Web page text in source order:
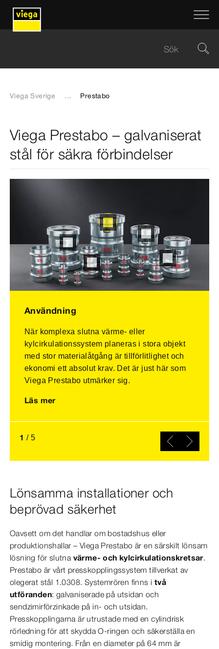
Viega Sverige ... Prestabo
Viega Prestabo – galvaniserat
stål för säkra förbindelser
Användning
När komplexa slutna värme- eller
kylcirkulationssystem planeras i stora objekt
med stor materialåtgång är tillförlitlighet och
ekonomi ett absolut krav. Det är just här som
Viega Prestabo utmärker sig.
Läs mer
1 / 5
Lönsamma installationer och
beprövad säkerhet
Oavsett om det handlar om bostadshus eller
produktionshallar – Viega Prestabo är en särskilt lönsam
lösning för slutna värme- och kylcirkulationskretsar.
Prestabo är vårt presskopplingssystem tillverkat av
olegerat stål 1.0308. Systemrören finns i två
utföranden: galvaniserade på utsidan och
sendzimirförzinkade på in- och utsidan.
Presskopplingarna är utrustade med en cylindrisk
rörledning för att skydda O-ringen och säkerställa en
smidig montering. Från en diameter på 64 mm är